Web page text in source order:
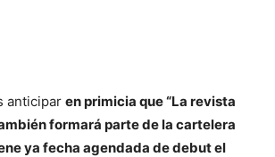
anticipar en primicia que “La revista
formará parte de la cartelera
ya fecha agendada de debut el